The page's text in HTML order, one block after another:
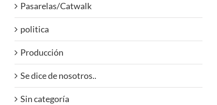
Pasarelas/Catwalk
politica
Producción
Se dice de nosotros..
Sin categoría